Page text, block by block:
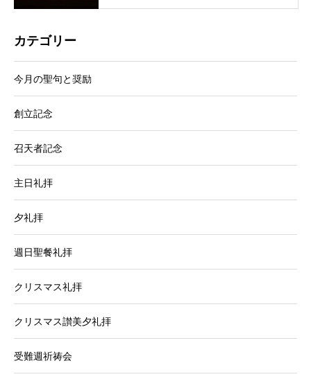
カテゴリー
今月の聖句と奨励
創立記念
召天者記念
主日礼拝
夕礼拝
週日聖餐礼拝
クリスマス礼拝
クリスマス讃美夕礼拝
受難週祈祷会